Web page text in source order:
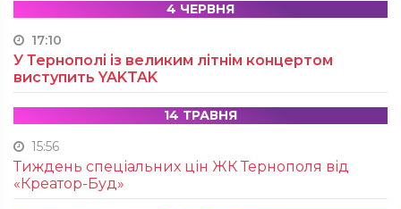
4 ЧЕРВНЯ
17:10
У Тернополі із великим літнім концертом
виступить YAKTAK
14 ТРАВНЯ
15:56
Тиждень спеціальних цін ЖК Тернополя від
«Креатор-Буд»